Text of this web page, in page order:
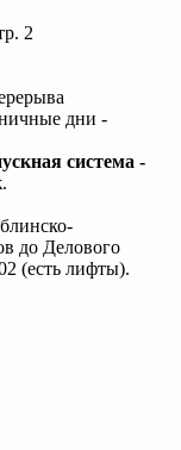
2
дни -
система -
.
до Делового
(есть лифты).